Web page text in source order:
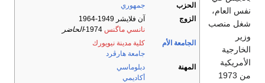
الحزب
جمهوري
الزوج
آن فلايشر 1949-1964
نانسي ماگنس
الحاضر
الجامعة الأم
كلية مدينة نيويورك
جامعة هارڤرد
المهنة
دبلوماسي
أكاديمي
نفس العام،
شغل منصب
وزير
الخارجية
الأمريكية
من 1973